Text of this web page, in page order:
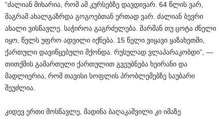
“ძალიან მიხარია, რომ ამ კურსებზე დავდივარ. 64 წლის ვარ,
მაგრამ ახალგაზრდა გოგოებთან ერთად ვარ. ძალიან ბევრი
ახალი ვისწავლე. საჭიროა გაგრძელება. შარშან თუ ცოტა ძნელი
იყო, წელს უფრო ადვილი იქნება. 15 წელი ვიყავი ყაზახეთში,
ქართული დავიწყებული მქონდა. რუსულად ვლაპარაკობდი”, —
თითქმის გამართული ქართულით გვეუბნება ხეირანი და
მადლიერია, რომ თავისი სოფლის პრობლემებზე საუბარი
შეუძლია.
კიდევ ერთი მოსწავლე, მადინა ბაღაკაშვილი კი იმაზე